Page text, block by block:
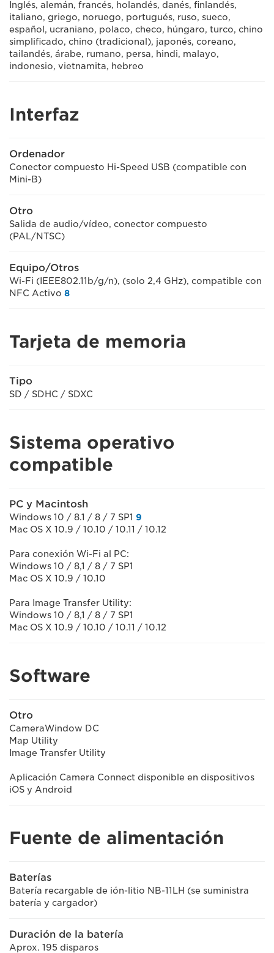
Inglés, alemán, francés, holandés, danés, finlandés,
italiano, griego, noruego, portugués, ruso, sueco,
español, ucraniano, polaco, checo, húngaro, turco, chino
simplificado, chino (tradicional), japonés, coreano,
tailandés, árabe, rumano, persa, hindi, malayo,
indonesio, vietnamita, hebreo
Interfaz
Ordenador
Conector compuesto Hi-Speed USB (compatible con
Mini-B)
Otro
Salida de audio/vídeo, conector compuesto
(PAL/NTSC)
Equipo/Otros
Wi-Fi (IEEE802.11b/g/n), (solo 2,4 GHz), compatible con
NFC Activo 8
Tarjeta de memoria
Tipo
SD / SDHC / SDXC
Sistema operativo
compatible
PC y Macintosh
Windows 10 / 8.1 / 8 / 7 SP1 9
Mac OS X 10.9 / 10.10 / 10.11 / 10.12
Para conexión Wi-Fi al PC:
Windows 10 / 8,1 / 8 / 7 SP1
Mac OS X 10.9 / 10.10
Para Image Transfer Utility:
Windows 10 / 8,1 / 8 / 7 SP1
Mac OS X 10.9 / 10.10 / 10.11 / 10.12
Software
Otro
CameraWindow DC
Map Utility
Image Transfer Utility
Aplicación Camera Connect disponible en dispositivos
iOS y Android
Fuente de alimentación
Baterías
Batería recargable de ión-litio NB-11LH (se suministra
batería y cargador)
Duración de la batería
Aprox. 195 disparos